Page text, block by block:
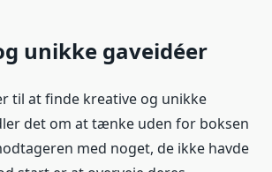
unikke gaveidéer
til at finde kreative og unikke
det om at tænke uden for boksen
med noget, de ikke havde